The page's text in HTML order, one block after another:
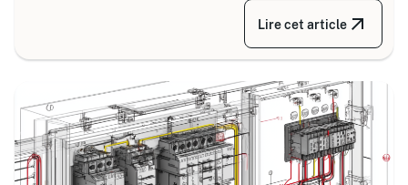
croissante. Découvrez comment structurer un suivi
fiable en associant un partenaire spécialisé comme
Certalis et un logiciel de gestion de formation (TMS).
Lire cet article